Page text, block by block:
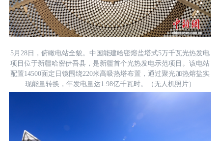
5月28日，俯瞰电站全貌。中国能建哈密熔盐塔式5万千瓦光热发电
项目位于新疆哈密伊吾县，是新疆首个光热发电示范项目。该电站
配置14500面定日镜围绕220米高吸热塔布置，通过聚光加热熔盐实
现能量转换，年发电量达1.98亿千瓦时。（无人机照片）